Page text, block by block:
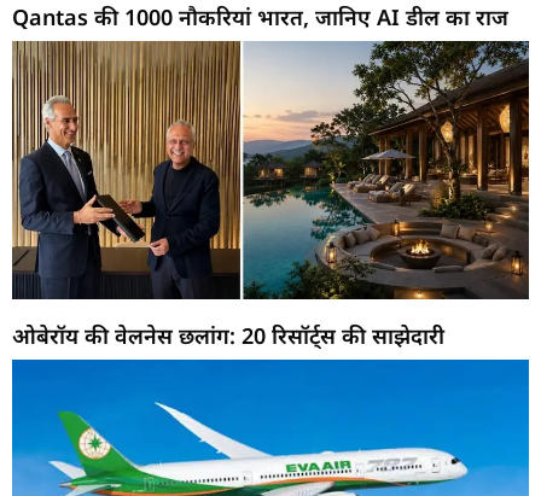
Qantas की 1000 नौकरियां भारत, जानिए AI डील का राज
ओबेरॉय की वेलनेस छलांग: 20 रिसॉर्ट्स की साझेदारी